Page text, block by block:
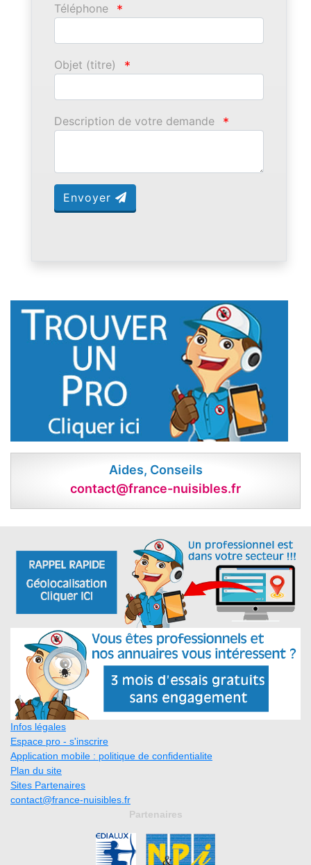
Téléphone *
Objet (titre) *
Description de votre demande *
Envoyer
Aides, Conseils
contact@france-nuisibles.fr
Infos légales
Espace pro - s'inscrire
Application mobile : politique de confidentialite
Plan du site
Sites Partenaires
contact@france-nuisibles.fr
Partenaires